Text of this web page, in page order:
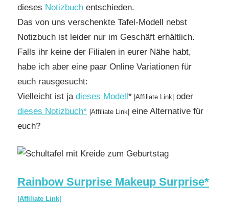
dieses Notizbuch entschieden.
Das von uns verschenkte Tafel-Modell nebst
Notizbuch ist leider nur im Geschäft erhältlich.
Falls ihr keine der Filialen in eurer Nähe habt,
habe ich aber eine paar Online Variationen für
euch rausgesucht:
Vielleicht ist ja dieses Modell* |Affiliate Link| oder
dieses Notizbuch* |Affiliate Link| eine Alternative für
euch?
Rainbow Surprise Makeup Surprise*
|Affiliate Link|